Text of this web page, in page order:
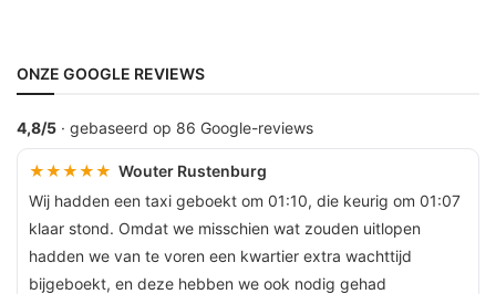
ONZE GOOGLE REVIEWS
4,8/5 · gebaseerd op 86 Google-reviews
★★★★★ Wouter Rustenburg
Wij hadden een taxi geboekt om 01:10, die keurig om 01:07
klaar stond. Omdat we misschien wat zouden uitlopen
hadden we van te voren een kwartier extra wachttijd
bijgeboekt, en deze hebben we ook nodig gehad